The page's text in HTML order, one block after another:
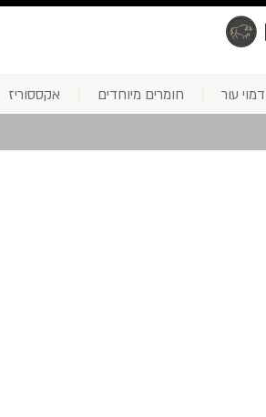
דמוי עור חומרים מיוחדים אקססוריז